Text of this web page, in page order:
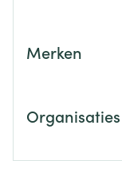
Merken
Organisaties